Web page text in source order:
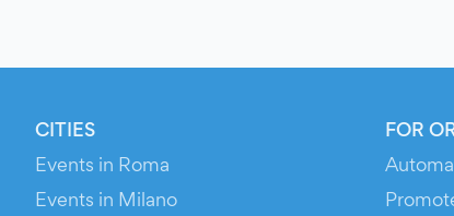
CITIES
Events in Roma
Events in Milano
FOR